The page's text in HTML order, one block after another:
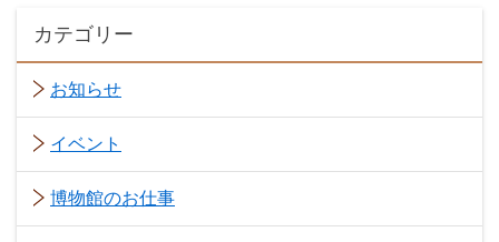
カテゴリー
お知らせ
イベント
博物館のお仕事